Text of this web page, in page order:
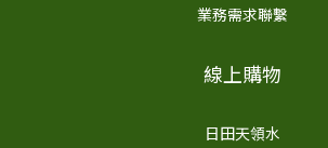
業務需求聯繫
線上購物
日田天領水